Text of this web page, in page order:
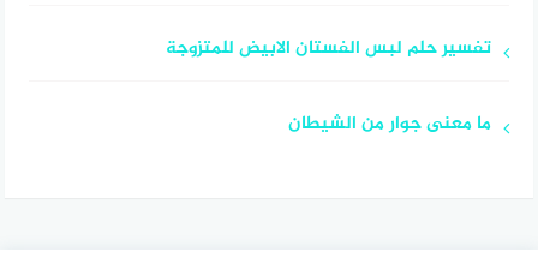
تفسير حلم لبس الفستان الابيض للمتزوجة
ما معنى جوار من الشيطان